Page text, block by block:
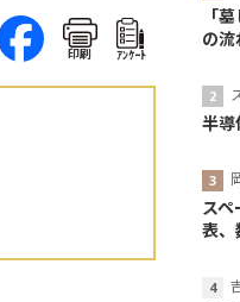
印刷 ｱﾝｹｰﾄ
「
の
半導
スペ
表、